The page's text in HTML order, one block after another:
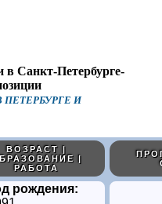
И
ВОЗРАСТ |
|
РАБОТА
рождения: